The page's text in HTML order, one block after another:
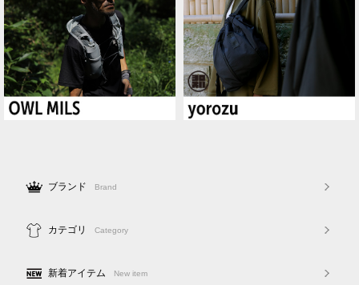
ブランド Brand
カテゴリ Category
新着アイテム New item